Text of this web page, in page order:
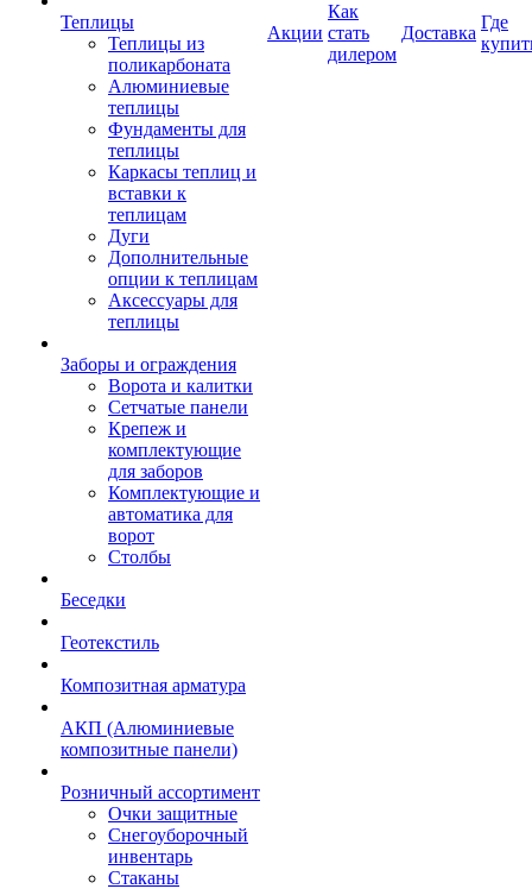
Теплицы
Теплицы из
поликарбоната
Алюминиевые
теплицы
Фундаменты для
теплицы
Каркасы теплиц и
вставки к
теплицам
Дуги
Дополнительные
опции к теплицам
Аксессуары для
теплицы
Заборы и ограждения
Ворота и калитки
Сетчатые панели
Крепеж и
комплектующие
для заборов
Комплектующие и
автоматика для
ворот
Столбы
Беседки
Геотекстиль
Композитная арматура
АКП (Алюминиевые
композитные панели)
Розничный ассортимент
Очки защитные
Снегоуборочный
инвентарь
Стаканы
Акции
Как
стать
дилером
Доставка
Где